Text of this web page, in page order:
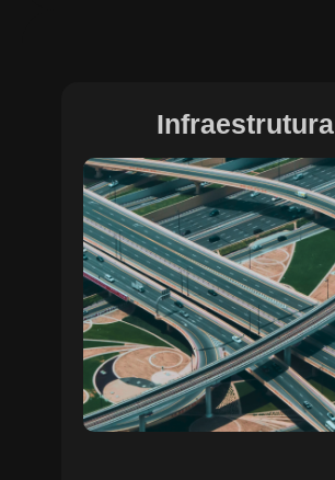
Infraestrutura